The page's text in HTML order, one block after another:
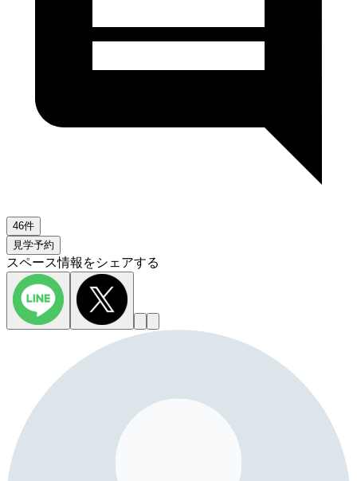
46件
見学予約
スペース情報をシェアする